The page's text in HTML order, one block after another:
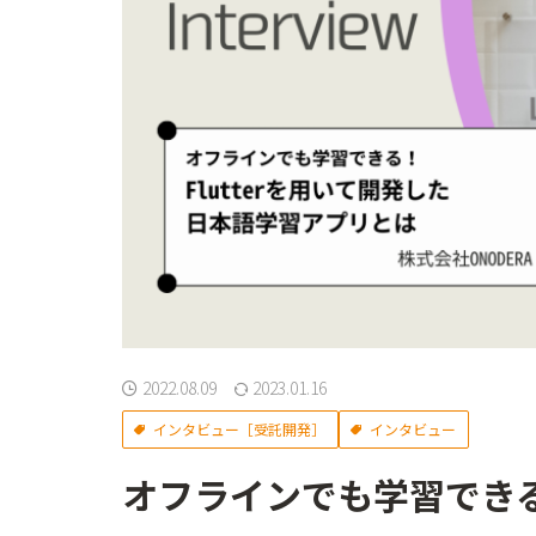
2022.08.09 2023.01.16
インタビュー［受託開発］ インタビュー
オフラインでも学習でき